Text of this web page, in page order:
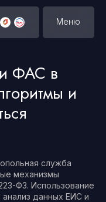
Меню
ФАС в
и
служба
механизмы
ФЗ. Использование
данных ЕИС и